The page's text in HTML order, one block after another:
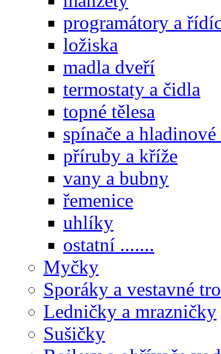
programátory a
ložiska
madla dveří
termostaty a čidla
topné tělesa
spínače a hladinové
příruby a kříže
vany a bubny
řemenice
uhlíky
ostatní .......
Myčky
Sporáky a vestavné
Ledničky a mrazničky
Sušičky